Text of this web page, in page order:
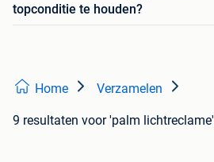
topconditie te houden?
Home Verzamelen
9 resultaten voor 'palm lichtreclame'